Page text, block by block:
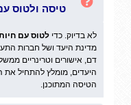
טיסה ולטוס
לא בדיוק. כדי לטוס עם
מדינת היעד ושל חברות
דם, אישורים וטרינריים
הטיסה המתוכנן.